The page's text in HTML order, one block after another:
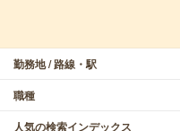
勤務地 / 路線・駅
職種
人気の検索インデックス